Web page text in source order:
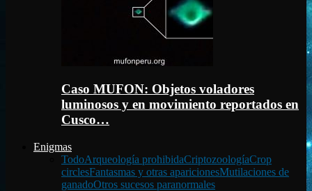
Caso MUFON: Objetos voladores
luminosos y en movimiento reportados en
Cusco…
Enigmas
TodoArqueología prohibidaCriptozoologíaCrop
circlesFantasmas y otras aparicionesMutilaciones de
ganadoOtros sucesos paranormales